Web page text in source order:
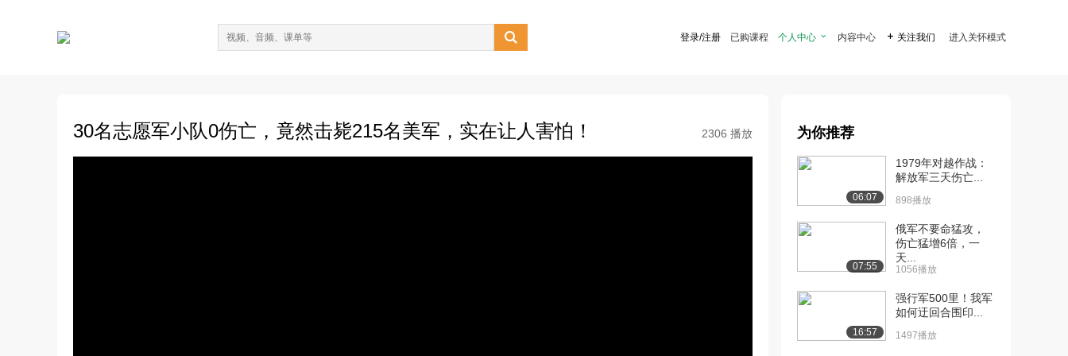
 登录/注册 已购课程 个人中心  内容中心  关注我们 进入关怀模式
30名志愿军小队0伤亡，竟然击毙215名美军，实在让人害怕！ 2306 播放 为你推荐
06:07
1979年对越作战：
解放军三天伤亡...
898播放
07:55
俄军不要命猛攻，
伤亡猛增6倍，一
天...
1056播放
16:57
强行军500里！我军
如何迂回合围印...
1497播放